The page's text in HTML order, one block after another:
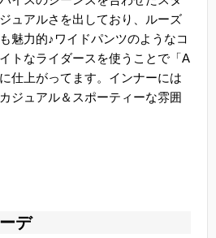
ュアルさを出しており、ルーズ
魅力的♪ワイドパンツのようなコ
トなライダースを使うことで「A
仕上がってます。インナーには
ジュアル＆スポーティーな雰囲
デ